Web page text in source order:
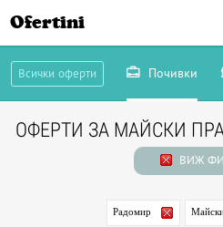
Ofertini
Всички оферти Почивки
ОФЕРТИ ЗА МАЙСКИ
ВИЖ
Радомир